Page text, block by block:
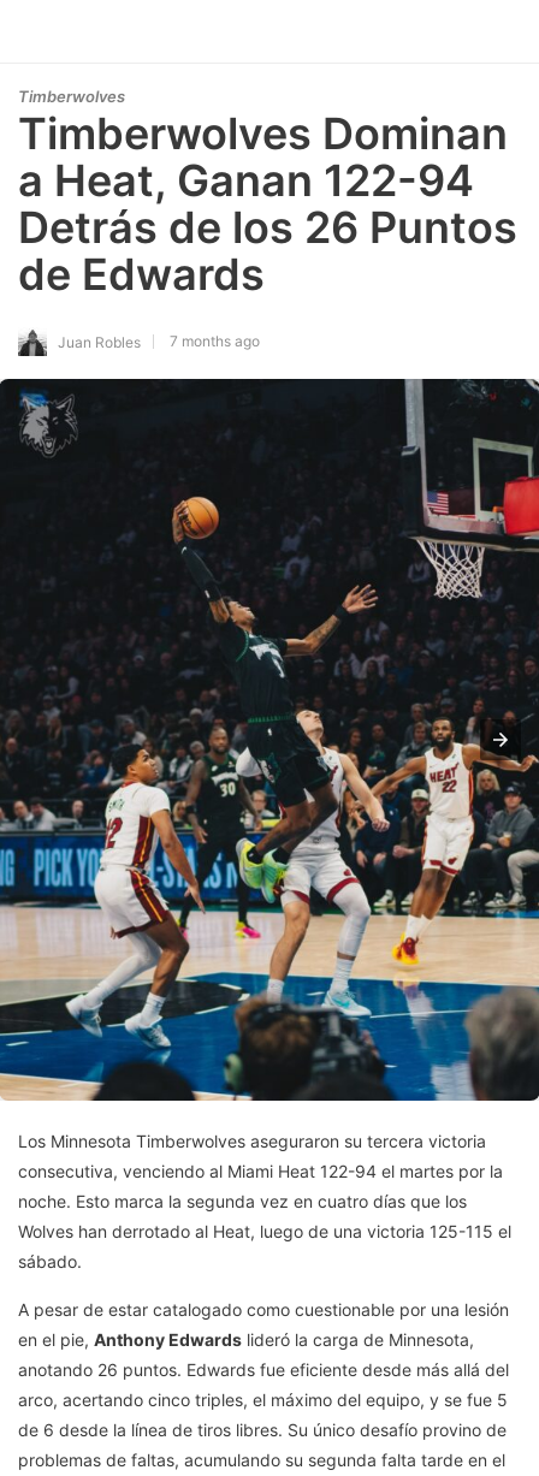
Timberwolves
Timberwolves Dominan
a Heat, Ganan 122-94
Detrás de los 26 Puntos
de Edwards
Juan Robles 7 months ago
Los Minnesota Timberwolves aseguraron su tercera victoria
consecutiva, venciendo al Miami Heat 122-94 el martes por la
noche. Esto marca la segunda vez en cuatro días que los
Wolves han derrotado al Heat, luego de una victoria 125-115 el
sábado.
A pesar de estar catalogado como cuestionable por una lesión
en el pie, Anthony Edwards lideró la carga de Minnesota,
anotando 26 puntos. Edwards fue eficiente desde más allá del
arco, acertando cinco triples, el máximo del equipo, y se fue 5
de 6 desde la línea de tiros libres. Su único desafío provino de
problemas de faltas, acumulando su segunda falta tarde en el